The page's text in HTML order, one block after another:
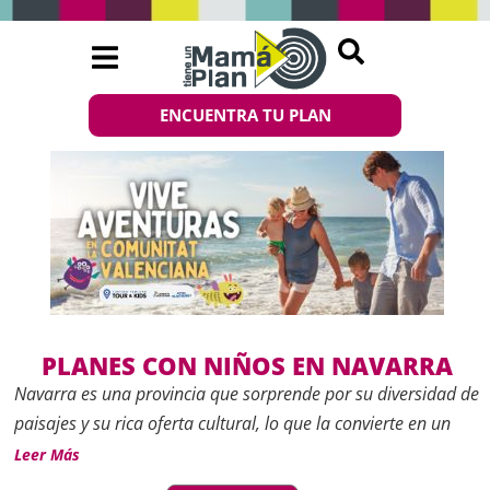
ENCUENTRA TU PLAN
PLANES CON NIÑOS EN NAVARRA
Navarra es una provincia que sorprende por su diversidad de
paisajes y su rica oferta cultural, lo que la convierte en un
destino ideal para disfrutar en familia. Desde parques
naturales y rutas de senderismo hasta castillos medievales,
Leer Más